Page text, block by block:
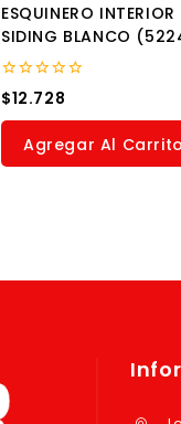
ESQUINERO INTERIOR
SIDING BLANCO
0
out
of
$12.728
Agregar Al Carrito